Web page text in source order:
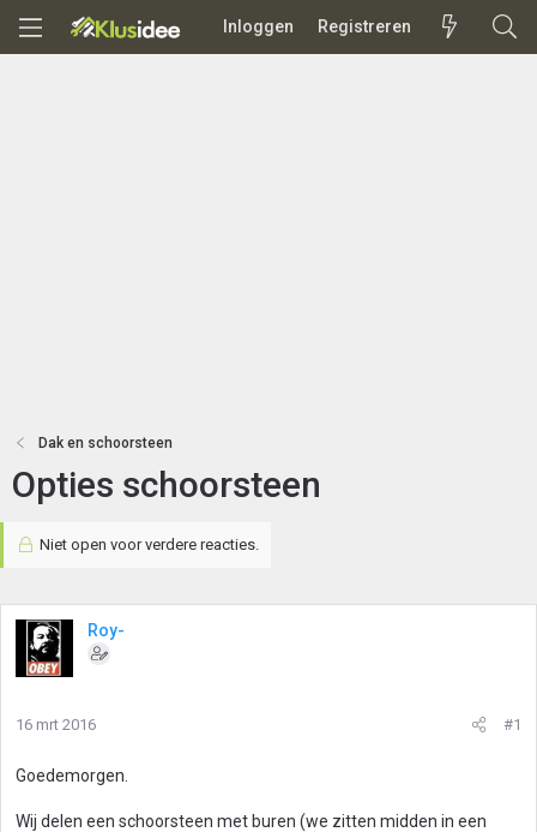
Inloggen Registreren
Dak en schoorsteen
Opties schoorsteen
Niet open voor verdere reacties.
Roy-
16 mrt 2016 #1
Goedemorgen.
Wij delen een schoorsteen met buren (we zitten midden in een